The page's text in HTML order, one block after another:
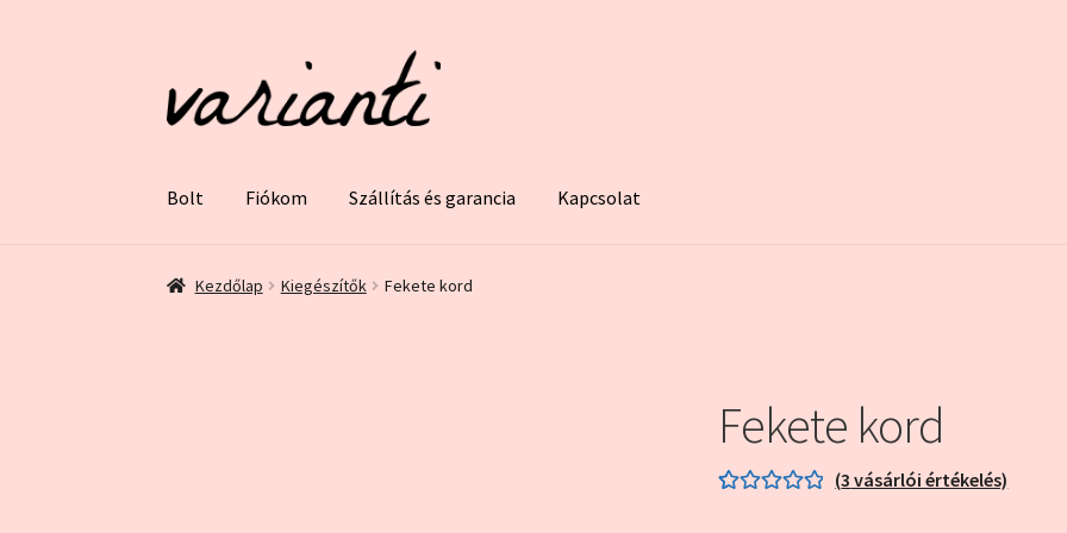
a
navigációhoz
a
tartalomba
Bolt Fiókom Szállítás és garancia Kapcsolat
Kezdőlap ÁSZF és Adatvédelem Blog Bolt
Kezdőlap Kiegészítők Fekete kord
Fekete kord
(3 vásárlói értékelés)